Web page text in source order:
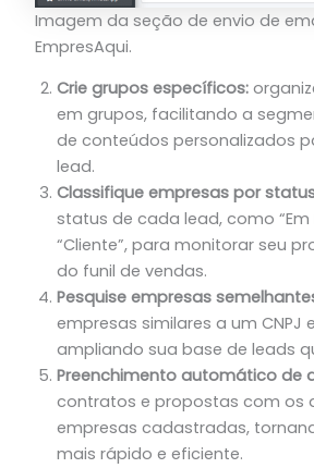
Imagem da seção de envio de
EmpresAqui.
Crie grupos específicos:
em grupos, facilitando a
de conteúdos personalizados
lead.
Classifique empresas por
status de cada lead, como “Em
“Cliente”, para monitorar seu
do funil de vendas.
Pesquise empresas
empresas similares a um CNPJ
ampliando sua base de leads
Preenchimento automático de
contratos e propostas com os
empresas cadastradas,
mais rápido e eficiente.